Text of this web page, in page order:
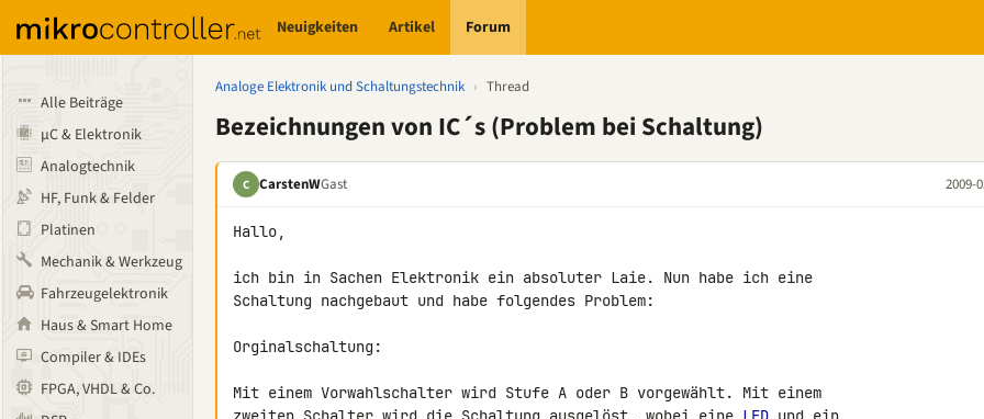
Neuigkeiten Artikel Forum
Alle Beiträge
µC & Elektronik
Analogtechnik
HF, Funk & Felder
Platinen
Mechanik & Werkzeug
Fahrzeugelektronik
Haus & Smart Home
Compiler & IDEs
FPGA, VHDL & Co.
Analoge Elektronik und Schaltungstechnik › Thread
Bezeichnungen von IC´s (Problem bei Schaltung)
C CarstenWGast 2009-
Hallo,
ich bin in Sachen Elektronik ein absoluter Laie. Nun habe ich eine
Schaltung nachgebaut und habe folgendes Problem:
Orginalschaltung:
Mit einem Vorwahlschalter wird Stufe A oder B vorgewählt. Mit einem